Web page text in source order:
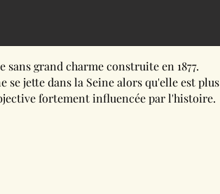
grand charme construite en 1877.
jette dans la Seine alors qu'elle est plus
fortement influencée par l'histoire.